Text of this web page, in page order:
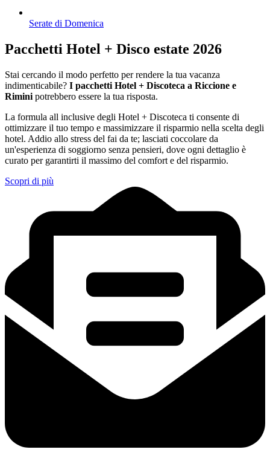
Serate di Domenica
Pacchetti Hotel + Disco estate 2026
Stai cercando il modo perfetto per rendere la tua vacanza
indimenticabile? I pacchetti Hotel + Discoteca a Riccione e
Rimini potrebbero essere la tua risposta.
La formula all inclusive degli Hotel + Discoteca ti consente di
ottimizzare il tuo tempo e massimizzare il risparmio nella scelta degli
hotel. Addio allo stress del fai da te; lasciati coccolare da
un'esperienza di soggiorno senza pensieri, dove ogni dettaglio è
curato per garantirti il massimo del comfort e del risparmio.
Scopri di più